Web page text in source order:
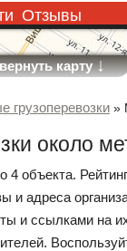
Отзывы
карту↓
грузоперевозки »
около
4 объекта.
и адреса
и ссылками на